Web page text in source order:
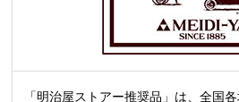
「明治屋ストアー推奨品」は、全国